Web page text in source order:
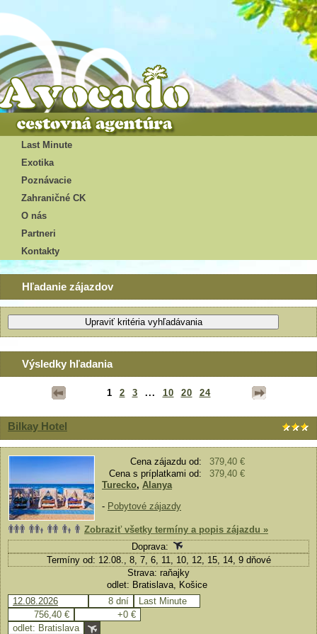
Last Minute
Exotika
Poznávacie
Zahraničné CK
O nás
Partneri
Kontakty
Hľadanie zájazdov
Výsledky hľadania
1 2 3 ... 10 20 24
Bilkay Hotel
Cena zájazdu od:
379,40 €
Cena s príplatkami od:
379,40 €
Turecko, Alanya
- Pobytové zájazdy
Zobraziť všetky termíny a popis zájazdu »
Doprava:
Termíny od: 12.08., 8, 7, 6, 11, 10, 12, 15, 14, 9 dňové
Strava: raňajky
odlet: Bratislava, Košice
12.08.2026
8 dní
Last Minute
756,40 €
+0 €
odlet: Bratislava